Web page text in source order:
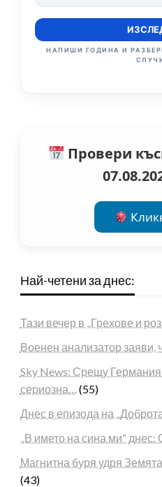
НАПИШИ ГОДИНА И
Провери
Най-четени за днес:
Тази вечер в „Грехове и
Военен анализатор
Sky News: Срещу
сериозна… (55)
Днес в епизода на
„В името на сина ми“
Магнитна буря удря
(43)